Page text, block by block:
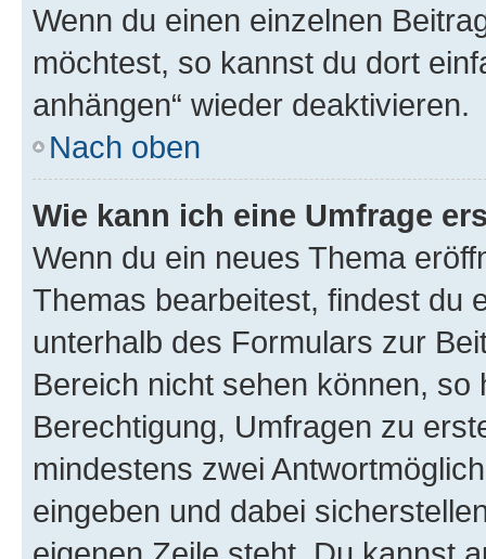
Wenn du einen einzelnen
möchtest, so kannst du dort
anhängen“ wieder deaktivieren.
Nach oben
Wie kann ich eine Umfrage
Wenn du ein neues Thema
Themas bearbeitest, findest du
unterhalb des Formulars zur
Bereich nicht sehen können,
Berechtigung, Umfragen zu
mindestens zwei
eingeben und dabei